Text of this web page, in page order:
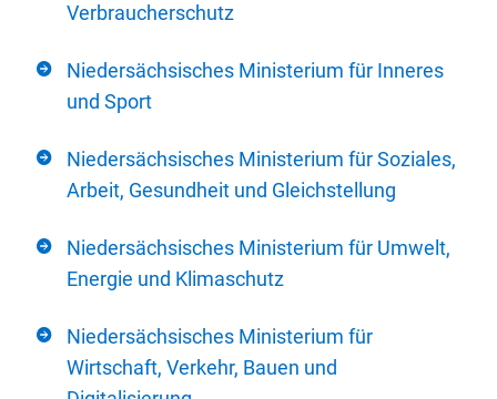
Verbraucherschutz
Niedersächsisches Ministerium für Inneres
und Sport
Niedersächsisches Ministerium für Soziales,
Arbeit, Gesundheit und Gleichstellung
Niedersächsisches Ministerium für Umwelt,
Energie und Klimaschutz
Niedersächsisches Ministerium für
Wirtschaft, Verkehr, Bauen und